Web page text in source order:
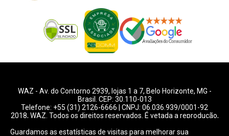
WAZ - Av. do Contorno 2939, lojas 1 a 7, Belo Horizonte, MG -
Brasil. CEP: 30.110-013
Telefone: +55 (31) 2126-6666 | CNPJ: 06.036.939/0001-92
2018, WAZ. Todos os direitos reservados. É vetada a reprodução,
Guardamos as estatísticas de visitas para melhorar sua